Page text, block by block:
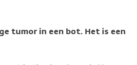
tumor in een bot. Het is een